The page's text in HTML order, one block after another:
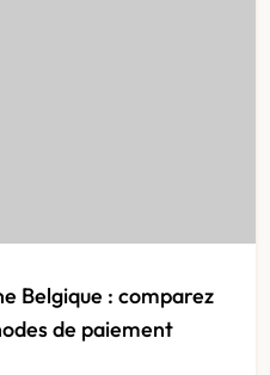
Belgique : comparez
de paiement